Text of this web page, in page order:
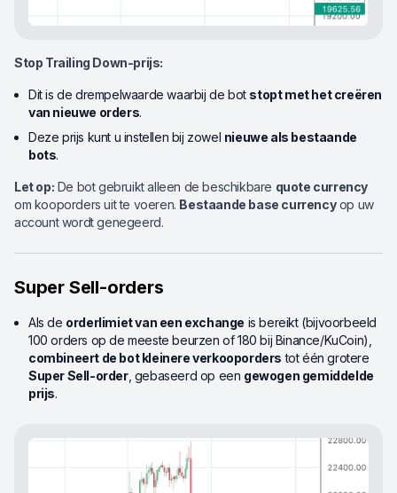
Stop Trailing Down-prijs:
Dit is de drempelwaarde waarbij de bot stopt met het creëren
van nieuwe orders.
Deze prijs kunt u instellen bij zowel nieuwe als bestaande
bots.
Let op: De bot gebruikt alleen de beschikbare quote currency
om kooporders uit te voeren. Bestaande base currencyop uw
account wordt genegeerd.
Super Sell-orders
Als de orderlimiet van een exchange is bereikt (bijvoorbeeld
100 orders op de meeste beurzen of 180 bij Binance/KuCoin),
combineert de bot kleinere verkooporders tot één grotere
Super Sell-order, gebaseerd op een gewogen gemiddelde
prijs.